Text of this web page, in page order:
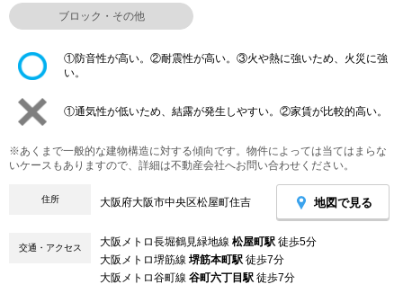
ブロック・その他
①防音性が高い。②耐震性が高い。③火や熱に強いため、火災に強
い。
①通気性が低いため、結露が発生しやすい。②家賃が比較的高い。
※あくまで一般的な建物構造に対する傾向です。物件によっては当てはまらな
いケースもありますので、詳細は不動産会社へお問い合わせください。
住所 大阪府大阪市中央区松屋町住吉 地図で見る
交通・アクセス 大阪メトロ長堀鶴見緑地線 松屋町駅 徒歩5分
大阪メトロ堺筋線 堺筋本町駅 徒歩7分
大阪メトロ谷町線 谷町六丁目駅 徒歩7分